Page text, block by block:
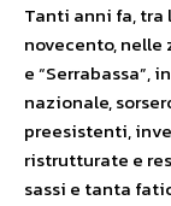
Tanti anni fa, tra
novecento, nelle
e “Serrabassa”,
nazionale,
preesistenti,
ristrutturate e
sassi e tanta